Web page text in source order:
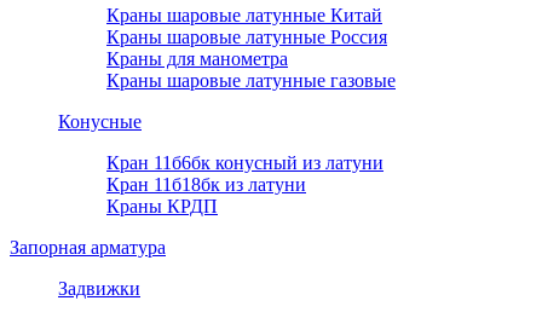
Краны шаровые латунные Китай
Краны шаровые латунные Россия
Краны для манометра
Краны шаровые латунные газовые
Конусные
Кран 11б6бк конусный из латуни
Кран 11б18бк из латуни
Краны КРДП
Запорная арматура
Задвижки